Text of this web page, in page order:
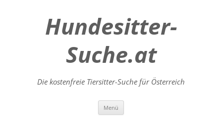
Hundesitter-
Suche.at
Die kostenfreie Tiersitter-Suche für Österreich
Menü